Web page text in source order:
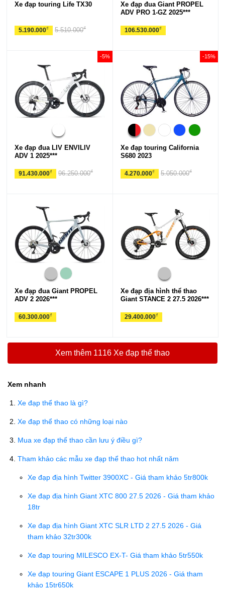
Xe đạp touring Life TX30
5.190.000₫ 5.510.000₫
Xe đạp đua Giant PROPEL
ADV PRO 1-GZ 2025***
106.530.000₫
Xe đạp đua LIV ENVILIV
ADV 1 2025***
91.430.000₫
-5%
96.250.000₫
Xe đạp touring California
S680 2023
4.270.000₫
-15%
5.050.000₫
Xe đạp đua Giant PROPEL
ADV 2 2026***
60.300.000₫
Xe đạp địa hình thể thao
Giant STANCE 2 27.5 2026***
29.400.000₫
Xem thêm 1116 Xe đạp thể thao
Xem nhanh
Xe đạp thể thao là gì?
Xe đạp thể thao có những loại nào
Mua xe đạp thể thao cần lưu ý điều gì?
Tham khảo các mẫu xe đạp thể thao hot nhất năm
Xe đạp địa hình Twitter 3900XC - Giá tham khảo 5tr800k
Xe đạp địa hình Giant XTC 800 27.5 2026 - Giá tham khảo
18tr
Xe đạp địa hình Giant XTC SLR LTD 2 27.5 2026 - Giá
tham khảo 32tr300k
Xe đạp touring MILESCO EX-T- Giá tham khảo 5tr550k
Xe đạp touring Giant ESCAPE 1 PLUS 2026 - Giá tham
khảo 15tr650k